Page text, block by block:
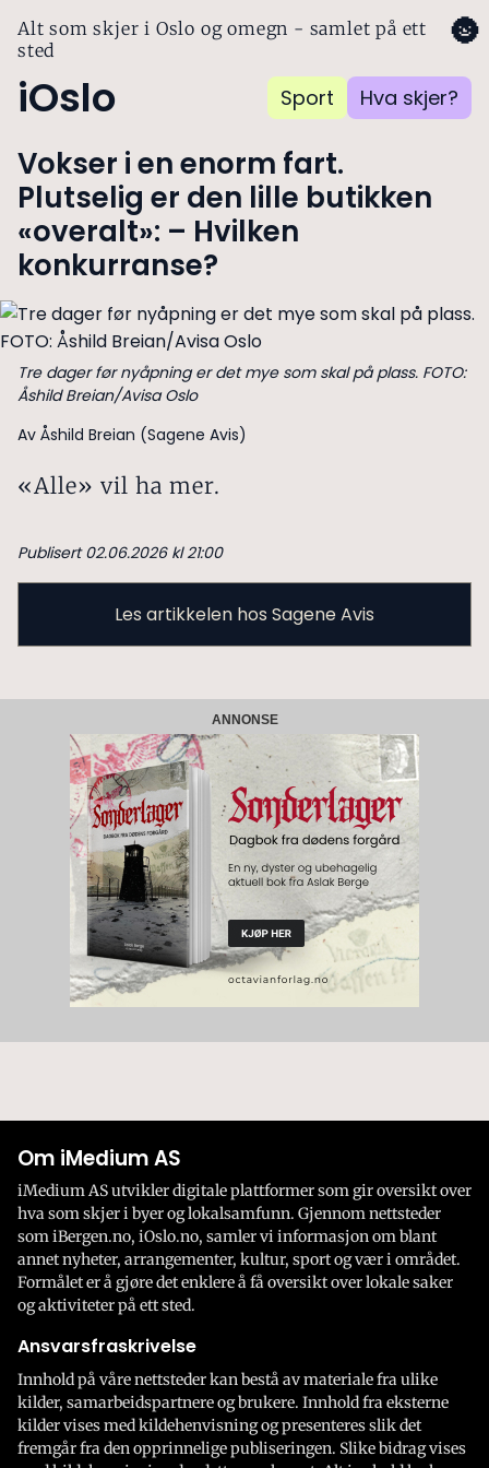
Alt som skjer i Oslo og omegn - samlet på ett
sted
iOslo Sport Hva skjer?
🌚
Vokser i en enorm fart.
Plutselig er den lille butikken
«overalt»: – Hvilken
konkurranse?
Tre dager før nyåpning er det mye som skal på plass. FOTO:
Åshild Breian/Avisa Oslo
Av Åshild Breian (Sagene Avis)
«Alle» vil ha mer.
Publisert 02.06.2026 kl 21:00
Les artikkelen hos Sagene Avis
ANNONSE
Om iMedium AS
iMedium AS utvikler digitale plattformer som gir oversikt over
hva som skjer i byer og lokalsamfunn. Gjennom nettsteder
som iBergen.no, iOslo.no, samler vi informasjon om blant
annet nyheter, arrangementer, kultur, sport og vær i området.
Formålet er å gjøre det enklere å få oversikt over lokale saker
og aktiviteter på ett sted.
Ansvarsfraskrivelse
Innhold på våre nettsteder kan bestå av materiale fra ulike
kilder, samarbeidspartnere og brukere. Innhold fra eksterne
kilder vises med kildehenvisning og presenteres slik det
fremgår fra den opprinnelige publiseringen. Slike bidrag vises